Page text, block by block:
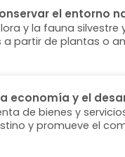
el entorno
y la fauna
partir de plantas o
economía y el
de bienes y
y promueve el